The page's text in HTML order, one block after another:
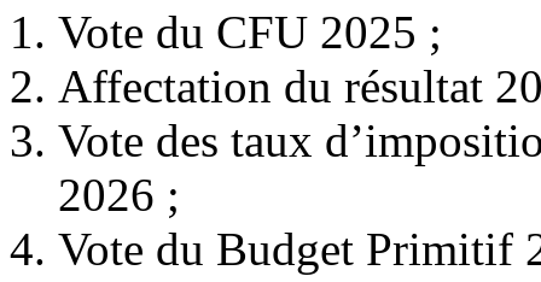
Vote du CFU 2025 ;
Affectation du résultat
Vote des taux
2026 ;
Vote du Budget Primitif